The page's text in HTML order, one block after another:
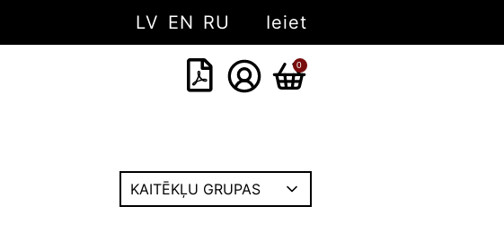
LV EN RU Ieiet
0